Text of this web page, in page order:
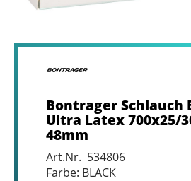
Bontrager Schlauch
Ultra Latex 700x25/
48mm
Art.Nr. 534806
Farbe: BLACK